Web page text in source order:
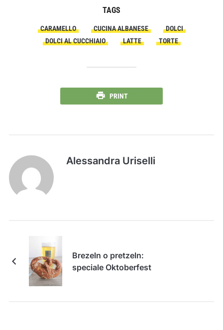
TAGS
CARAMELLO CUCINA ALBANESE
DOLCI
DOLCI AL CUCCHIAIO
LATTE TORTE
PRINT
Alessandra Uriselli
Brezeln o pretzeln:
speciale Oktoberfest